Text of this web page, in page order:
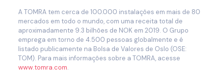
A TOMRA tem cerca de 100.000 instalações em mais de 80
mercados em todo o mundo, com uma receita total de
aproximadamente 9.3 bilhões de NOK em 2019. O Grupo
emprega em torno de 4.500 pessoas globalmente e é
listado publicamente na Bolsa de Valores de Oslo (OSE:
TOM). Para mais informações sobre a TOMRA, acesse
www.tomra.com.